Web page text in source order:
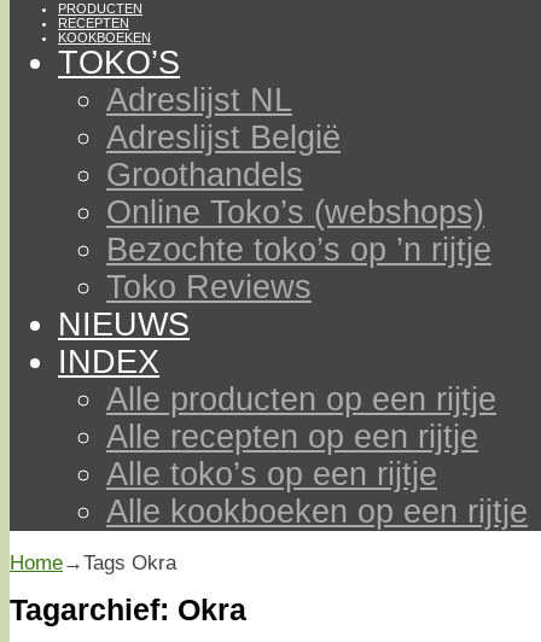
PRODUCTEN
RECEPTEN
KOOKBOEKEN
TOKO’S
Adreslijst NL
Adreslijst België
Groothandels
Online Toko’s (webshops)
Bezochte toko’s op ’n rijtje
Toko Reviews
NIEUWS
INDEX
Alle producten op een rijtje
Alle recepten op een rijtje
Alle toko’s op een rijtje
Alle kookboeken op een rijtje
Home→Tags Okra
Tagarchief: Okra